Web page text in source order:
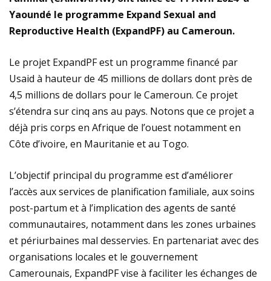
Yaoundé le programme Expand Sexual and
Reproductive Health (ExpandPF) au Cameroun.
Le projet ExpandPF est un programme financé par
Usaid à hauteur de 45 millions de dollars dont près de
4,5 millions de dollars pour le Cameroun. Ce projet
s’étendra sur cinq ans au pays. Notons que ce projet a
déjà pris corps en Afrique de l’ouest notamment en
Côte d’ivoire, en Mauritanie et au Togo.
L’objectif principal du programme est d’améliorer
l’accès aux services de planification familiale, aux soins
post-partum et à l’implication des agents de santé
communautaires, notamment dans les zones urbaines
et périurbaines mal desservies. En partenariat avec des
organisations locales et le gouvernement
Camerounais, ExpandPF vise à faciliter les échanges de